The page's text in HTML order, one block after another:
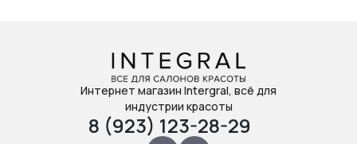
Интернет магазин Intergral, всё для
индустрии красоты
8 (923) 123-28-29